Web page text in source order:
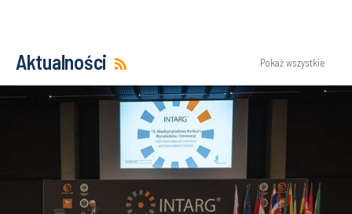
Aktualności Pokaż wszystkie